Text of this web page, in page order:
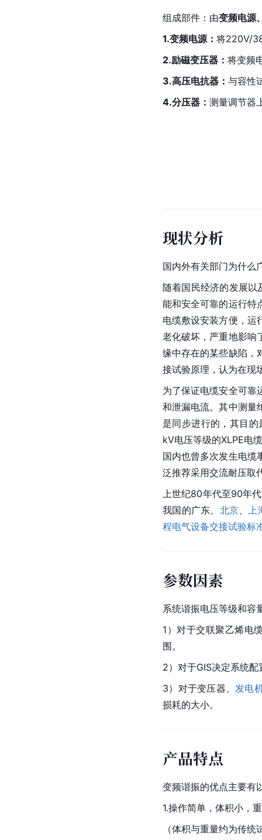
组成部件：由变频电源
1.变频电源： 将220V/
2.励磁变压器： 将变频
3.高压电抗器： 与容性
4.分压器： 测量调节器
现状分析
国内外有关部门为什么
随着国民经济的发展以
能和安全可靠的运行特
电缆敷设安装方便，运
老化破坏，严重地影响
缘中存在的某些缺陷，
接试验原理，认为在现
为了保证电缆安全可靠
和泄漏电流。其中测量
是同步进行的，其目
kV电压等级的XLPE电
国内也曾多次发生电缆
泛推荐采用交流耐压取
上世纪80年代至90年
我国的广东 北京
上
程电气设备交接试验标
参数因素
系统谐振电压等级和容
1）对于交联聚乙烯电
围。
2）对于GIS决定系统
3）对于变压器、 发电
损耗的大小。
产品特点
变频谐振的优点主要有
1.操作简单，体积小，
（体积与重量约为传